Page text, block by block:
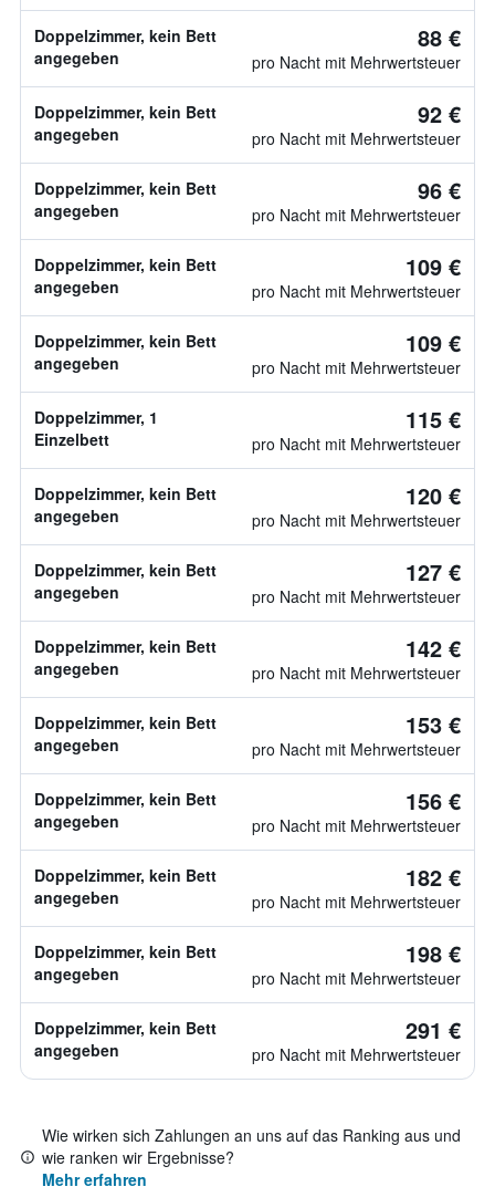
Doppelzimmer, kein Bett
angegeben
88 €
pro Nacht mit Mehrwertsteuer
Doppelzimmer, kein Bett
angegeben
92 €
pro Nacht mit Mehrwertsteuer
Doppelzimmer, kein Bett
angegeben
96 €
pro Nacht mit Mehrwertsteuer
Doppelzimmer, kein Bett
angegeben
109 €
pro Nacht mit Mehrwertsteuer
Doppelzimmer, kein Bett
angegeben
109 €
pro Nacht mit Mehrwertsteuer
Doppelzimmer, 1
Einzelbett
115 €
pro Nacht mit Mehrwertsteuer
Doppelzimmer, kein Bett
angegeben
120 €
pro Nacht mit Mehrwertsteuer
Doppelzimmer, kein Bett
angegeben
127 €
pro Nacht mit Mehrwertsteuer
Doppelzimmer, kein Bett
angegeben
142 €
pro Nacht mit Mehrwertsteuer
Doppelzimmer, kein Bett
angegeben
153 €
pro Nacht mit Mehrwertsteuer
Doppelzimmer, kein Bett
angegeben
156 €
pro Nacht mit Mehrwertsteuer
Doppelzimmer, kein Bett
angegeben
182 €
pro Nacht mit Mehrwertsteuer
Doppelzimmer, kein Bett
angegeben
198 €
pro Nacht mit Mehrwertsteuer
Doppelzimmer, kein Bett
angegeben
291 €
pro Nacht mit Mehrwertsteuer
Wie wirken sich Zahlungen an uns auf das Ranking aus und
wie ranken wir Ergebnisse?
Mehr erfahren